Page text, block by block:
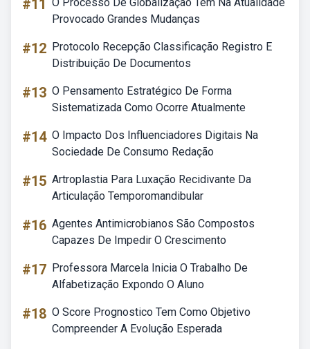
#11
Provocado Grandes Mudanças
#12 Protocolo Recepção Classificação Registro E
Distribuição De Documentos
#13 O Pensamento Estratégico De Forma
Sistematizada Como Ocorre Atualmente
#14 O Impacto Dos Influenciadores Digitais Na
Sociedade De Consumo Redação
#15 Artroplastia Para Luxação Recidivante Da
Articulação Temporomandibular
#16 Agentes Antimicrobianos São Compostos
Capazes De Impedir O Crescimento
#17 Professora Marcela Inicia O Trabalho De
Alfabetização Expondo O Aluno
#18 O Score Prognostico Tem Como Objetivo
Compreender A Evolução Esperada